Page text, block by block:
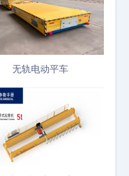
无轨电动平车